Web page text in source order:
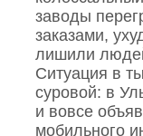
заводы
заказами,
лишили
Ситуация в
суровой: в
и вовсе
мобильного